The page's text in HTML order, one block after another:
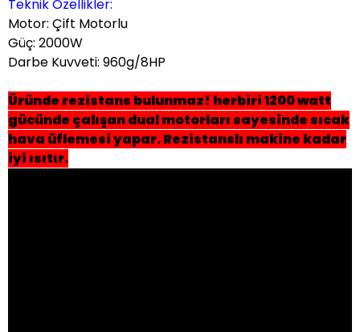
Teknik Özellikler:
Motor: Çift Motorlu
Güç: 2000W
Darbe Kuvveti: 960g/8HP
Üründe rezistans bulunmaz! herbiri 1200 watt
gücünde çalışan dual motorları sayesinde sıcak
hava üflemesi yapar. Rezistanslı makine kadar
iyi ısıtır.